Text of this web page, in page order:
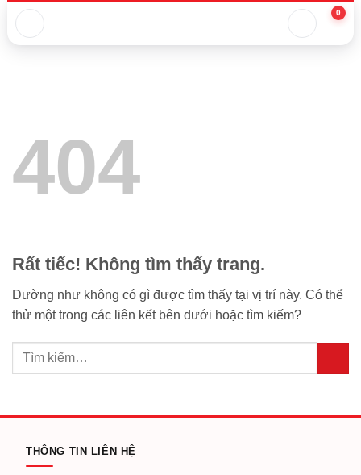
qua
404
Rất tiếc! Không tìm thấy trang.
Dường như không có gì được tìm thấy tại vị trí này. Có thể
thử một trong các liên kết bên dưới hoặc tìm kiếm?
THÔNG TIN LIÊN HỆ